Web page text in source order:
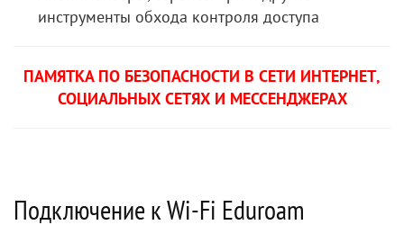
инструменты обхода контроля доступа
ПАМЯТКА ПО БЕЗОПАСНОСТИ В СЕТИ ИНТЕРНЕТ,
СОЦИАЛЬНЫХ СЕТЯХ И МЕССЕНДЖЕРАХ
Подключение к Wi-Fi Eduroam